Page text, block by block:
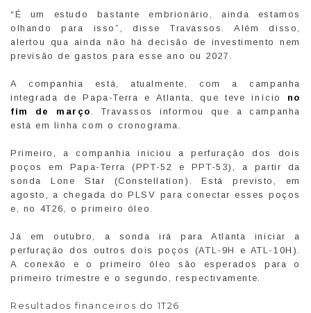
“É um estudo bastante embrionário, ainda estamos
olhando para isso”, disse Travassos. Além disso,
alertou qua ainda não há decisão de investimento nem
previsão de gastos para esse ano ou 2027.
A companhia está, atualmente, com a campanha
integrada de Papa-Terra e Atlanta, que teve início no
fim de março
. Travassos informou que a campanha
está em linha com o cronograma.
Primeiro, a companhia iniciou a perfuração dos dois
poços em Papa-Terra (PPT-52 e PPT-53), a partir da
sonda Lone Star (Constellation). Está previsto, em
agosto, a chegada do PLSV para conectar esses poços
e, no 4T26, o primeiro óleo.
Já em outubro, a sonda irá para Atlanta iniciar a
perfuração dos outros dois poços (ATL-9H e ATL-10H).
A conexão e o primeiro óleo são esperados para o
primeiro trimestre e o segundo, respectivamente.
Resultados financeiros do 1T26